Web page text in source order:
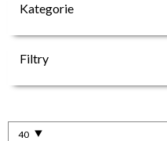
Kategorie
Filtry
40